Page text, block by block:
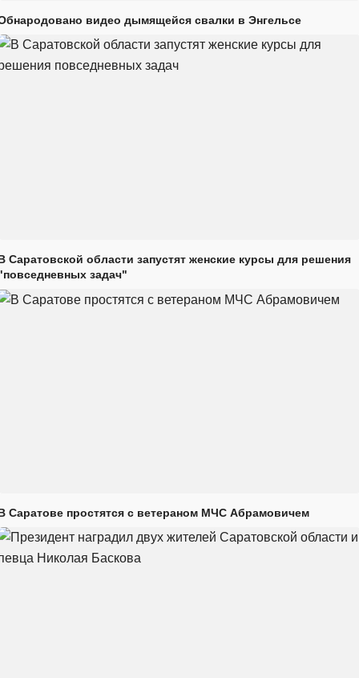
видео дымящейся свалки в Энгельсе
Саратовской области запустят женские курсы для решения
задач"
Саратове простятся с ветераном МЧС Абрамовичем